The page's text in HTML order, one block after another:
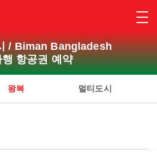
/ Biman Bangladesh
항공권 예약
왕복 멀티도시